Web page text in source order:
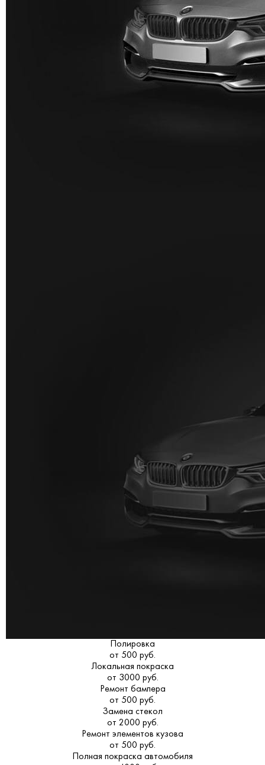
Полировка
от 500 руб.
Локальная покраска
от 3000 руб.
Ремонт бампера
от 500 руб.
Замена стекол
от 2000 руб.
Ремонт элементов кузова
от 500 руб.
Полная покраска автомобиля